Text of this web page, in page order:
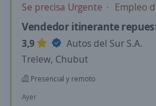
Se precisa Urgente Empleo
Vendedor itinerante
3,9
Autos del Sur S.A.
Trelew, Chubut
Presencial y remoto
Ayer